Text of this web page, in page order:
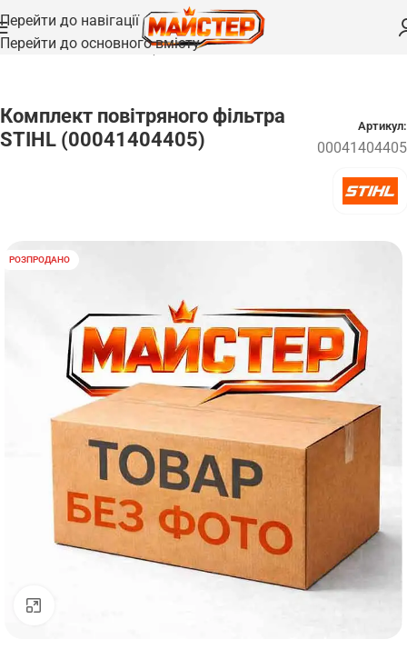
Перейти до навігації
Перейти до основного вмісту
Головна /Запчастини/Фільтри
Комплект повітряного фільтра
STIHL (00041404405)
Артикул:
00041404405
РОЗПРОДАНО